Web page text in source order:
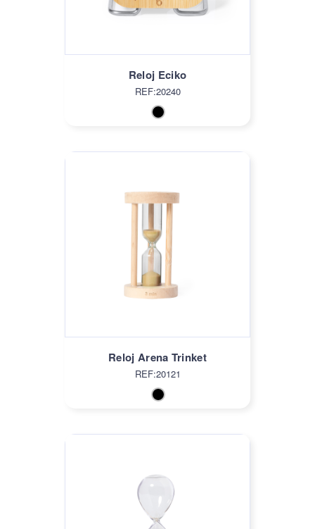
Reloj Eciko
REF:20240
Reloj Arena Trinket
REF:20121